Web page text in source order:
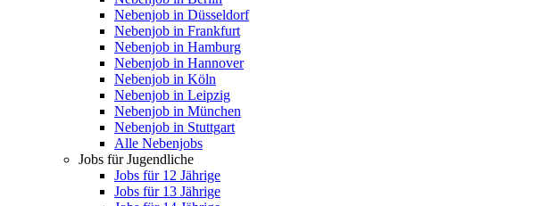
Nebenjob in Düsseldorf
Nebenjob in Frankfurt
Nebenjob in Hamburg
Nebenjob in Hannover
Nebenjob in Köln
Nebenjob in Leipzig
Nebenjob in München
Nebenjob in Stuttgart
Alle Nebenjobs
Jobs für Jugendliche
Jobs für 12 Jährige
Jobs für 13 Jährige